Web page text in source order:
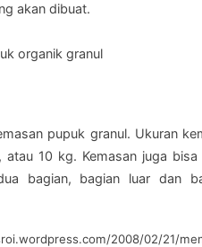
akan dibuat.
organik granul
pupuk granul. Ukuran
10 kg. Kemasan juga
bagian, bagian luar dan
2008/02/21/